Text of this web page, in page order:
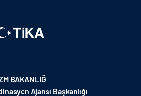
BAKANLIĞI
Ajansı Başkanlığı